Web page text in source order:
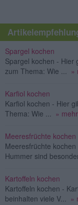
Spargel kochen
Spargel kochen - Hier
zum Thema: Wie ... »
Karfiol kochen
Karfiol kochen - Hier
Thema: Wie ... » mehr
Meeresfrüchte kochen
Meeresfrüchte
Hummer sind
Kartoffeln kochen
Kartoffeln kochen -
beinhalten viele V... »